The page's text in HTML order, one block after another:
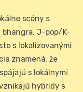
scény s
bhangra, J-pop/K-
s lokalizovanými
znamená, že
s lokálnymi
hybridy s